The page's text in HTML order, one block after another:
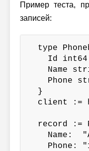
Пример теста,
записей:
type
Id
Name
Phone
  }
client :=
record :=
Name:
Phone: